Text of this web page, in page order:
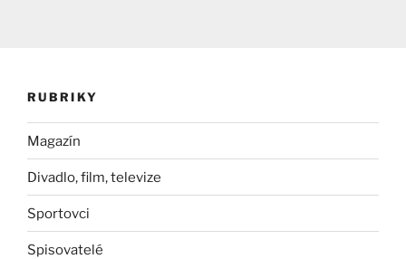
RUBRIKY
Magazín
Divadlo, film, televize
Sportovci
Spisovatelé